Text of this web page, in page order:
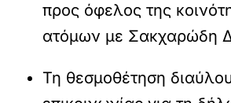
προς όφελος της
ατόμων με Σακχαρώδη
Τη θεσμοθέτηση